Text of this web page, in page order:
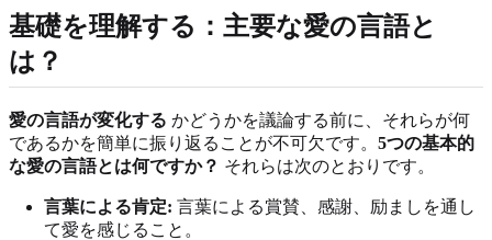
基礎を理解する：主要な愛の言語と
は？
愛の言語が変化する かどうかを議論する前に、それらが何
であるかを簡単に振り返ることが不可欠です。 5つの基本的
な愛の言語とは何ですか？ それらは次のとおりです。
言葉による肯定: 言葉による賞賛、感謝、励ましを通し
て愛を感じること。